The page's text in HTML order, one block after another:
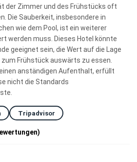
der Zimmer und des Frühstücks oft
Die Sauberkeit, insbesondere in
wie dem Pool, ist ein weiterer
werden muss. Dieses Hotel könnte
geeignet sein, die Wert auf die Lage
zum Frühstück auswärts zu essen.
anständigen Aufenthalt, erfüllt
nicht die Standards
Tripadvisor